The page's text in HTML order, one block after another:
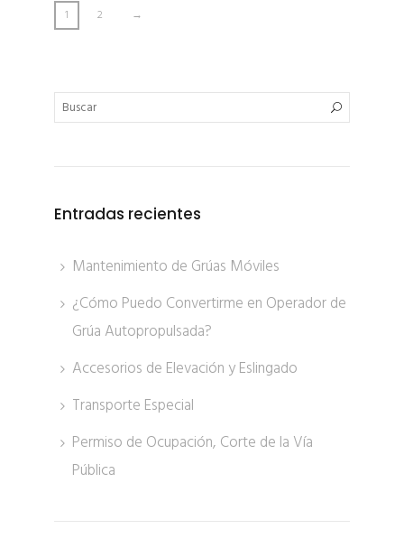
1 2 →
Entradas recientes
Mantenimiento de Grúas Móviles
¿Cómo Puedo Convertirme en Operador de
Grúa Autopropulsada?
Accesorios de Elevación y Eslingado
Transporte Especial
Permiso de Ocupación, Corte de la Vía
Pública